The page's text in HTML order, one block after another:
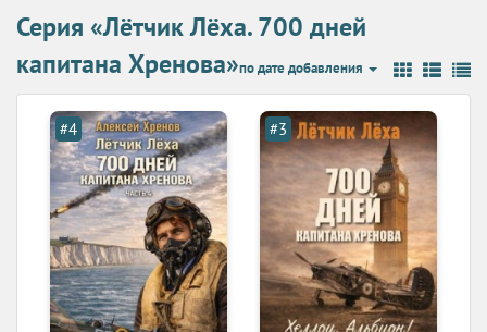
Серия «Лётчик Лёха. 700 дней
капитана Хренова»по дате добавления
#4 #3